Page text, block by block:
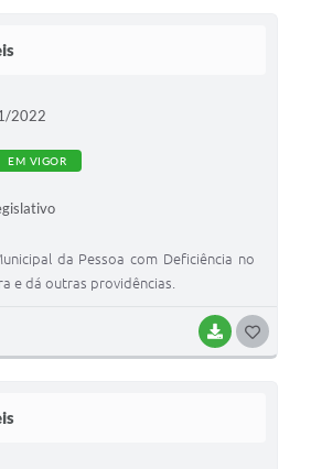
BAIXAR
2022
EM VIGOR
da Pessoa com Deficiência no
e dá outras providências.